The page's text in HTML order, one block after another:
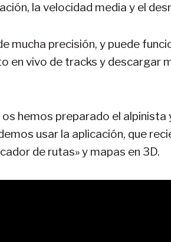
la velocidad media y el
mucha precisión, y puede
en vivo de tracks y descargar
os hemos preparado el alpinista
usar la aplicación, que
de rutas» y mapas en 3D.